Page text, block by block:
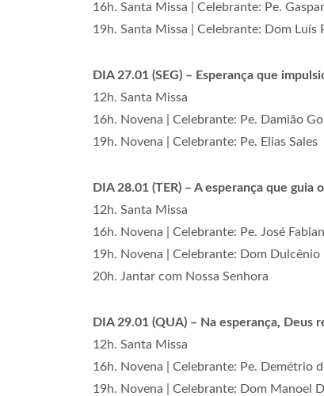
16h. Santa Missa | Celebrante: Pe.
19h. Santa Missa | Celebrante: Dom Luís
DIA 27.01 (SEG) – Esperança que
12h. Santa Missa
16h. Novena | Celebrante: Pe. Damião
19h. Novena | Celebrante: Pe. Elias Sales
DIA 28.01 (TER) – A esperança que guia
12h. Santa Missa
16h. Novena | Celebrante: Pe. José
19h. Novena | Celebrante: Dom Dulcênio
20h. Jantar com Nossa Senhora
DIA 29.01 (QUA) – Na esperança, Deus
12h. Santa Missa
16h. Novena | Celebrante: Pe. Demétrio
19h. Novena | Celebrante: Dom Manoel